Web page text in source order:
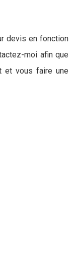
devis en fonction
moi afin que
et vous faire une